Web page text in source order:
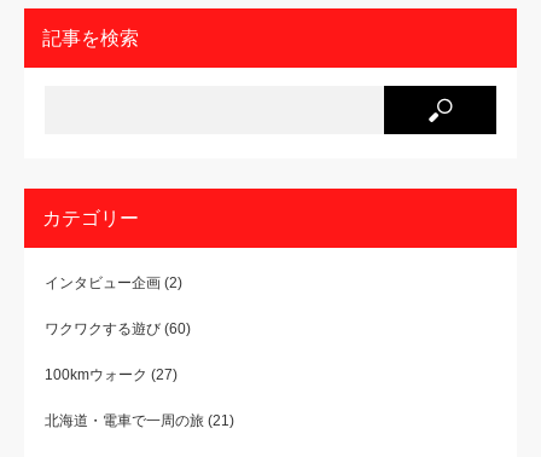
記事を検索
カテゴリー
インタビュー企画 (2)
ワクワクする遊び (60)
100kmウォーク (27)
北海道・電車で一周の旅 (21)